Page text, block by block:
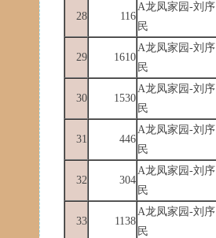
28 116
A龙凤家园-刘序
民
29 1610
A龙凤家园-刘序
民
30 1530
A龙凤家园-刘序
民
31 446
A龙凤家园-刘序
民
32 304
A龙凤家园-刘序
民
33 1138
A龙凤家园-刘序
民